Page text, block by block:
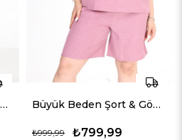
Büyük Beden Şort & Gömlek Keten Takım
₺899,99